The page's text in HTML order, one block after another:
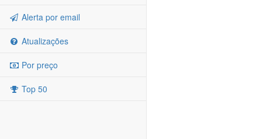
Alerta por email
Atualizações
Por preço
Top 50